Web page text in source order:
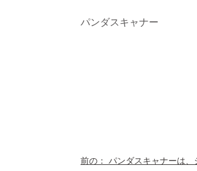
パンダスキャナー
前の： パンダスキャナーは